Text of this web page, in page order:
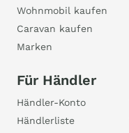
Wohnmobil kaufen
Caravan kaufen
Marken
Für Händler
Händler-Konto
Händlerliste